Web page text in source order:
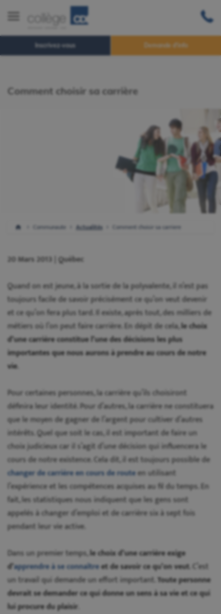
Inscrivez-vous Demande d'info
Comment choisir sa carrière
Communaute Actualités Comment choisir sa carriere
20 Mars 2013 | Québec
Quand on est jeune, à la sortie de la polyvalente, il n’est pas
toujours facile de savoir précisément ce qu’on veut devenir
et ce qu’on fera plus tard. Il existe, après tout, des milliers de
métiers où l’on peut faire carrière. En dépit de cela,le choix
d’une carrière constitue l’une des décisions les plus
importantes que nous aurons à prendre au cours de notre
vie.
Pour certaines personnes, la carrière qu’ils choisiront
définira leur identité. Pour d’autres, la carrière ne constituera
que le moyen de gagner de l’argent pour cultiver d’autres
intérêts. Quel que soit le cas, il est important de faire un
choix judicieux car il s’agit d’une décision qui influencera le
cours de notre existence. Cela dit, il est toujours possible de
changer de carrière en cours de routeen utilisant
l’expérience et les compétences acquises au fil du temps. En
fait, les statistiques nous indiquent que les gens sont
appelés à changer d’emploi et de carrière six à sept fois
pendant leur vie active.
Dans un premier temps, le choix d’une carrière exige
d’apprendre à se connaîtreet de savoir ce qu’on veut . C’est
un travail qui demande un effort important. Toute personne
devrait se demander ce qui donne un sens à sa vie et ce qui
lui procure du plaisir